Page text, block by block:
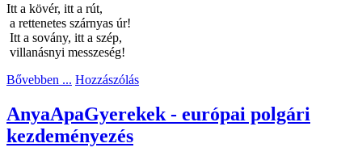
Itt a kövér, itt a rút,
a rettenetes szárnyas úr!
Itt a sovány, itt a szép,
villanásnyi messzeség!
Bővebben ... Hozzászólás
AnyaApaGyerekek - európai polgári
kezdeményezés